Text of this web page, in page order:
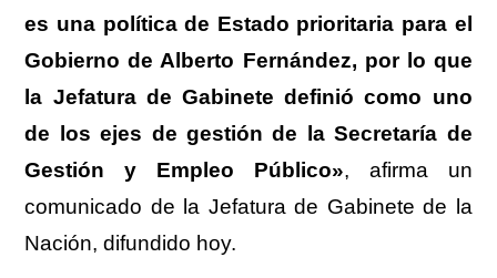
es una política de Estado prioritaria para el
Gobierno de Alberto Fernández, por lo que
la Jefatura de Gabinete definió como uno
de los ejes de gestión de la Secretaría de
Gestión y Empleo Público», afirma un
comunicado de la Jefatura de Gabinete de la
Nación, difundido hoy.